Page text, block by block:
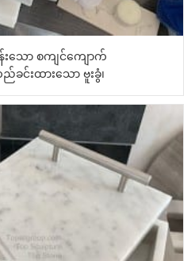
သော စကျင်ကျောက်
းထားသော ဗူးခွံ၊